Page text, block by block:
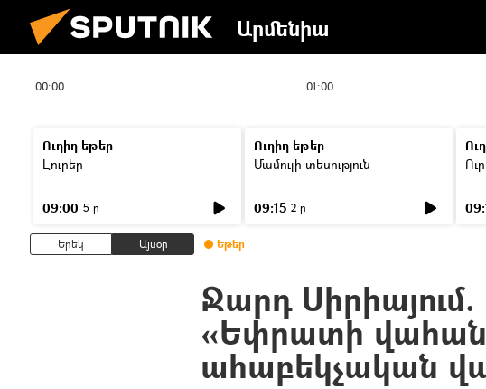
Արմենիա
00:00 01:00
Ուղիղ եթեր
Լուրեր
09:00 5 ր
Ուղիղ եթեր
Մամուլի տեսություն
09:15 2 ր
Երեկ Այսօր Եթեր
Ջարդ
«Եփրատի
ահաբեկչական